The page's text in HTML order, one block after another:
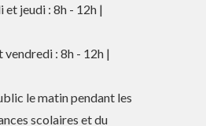
En 1 clic
et jeudi : 8h - 12h |
: 8h - 12h |
le matin pendant les
scolaires et du